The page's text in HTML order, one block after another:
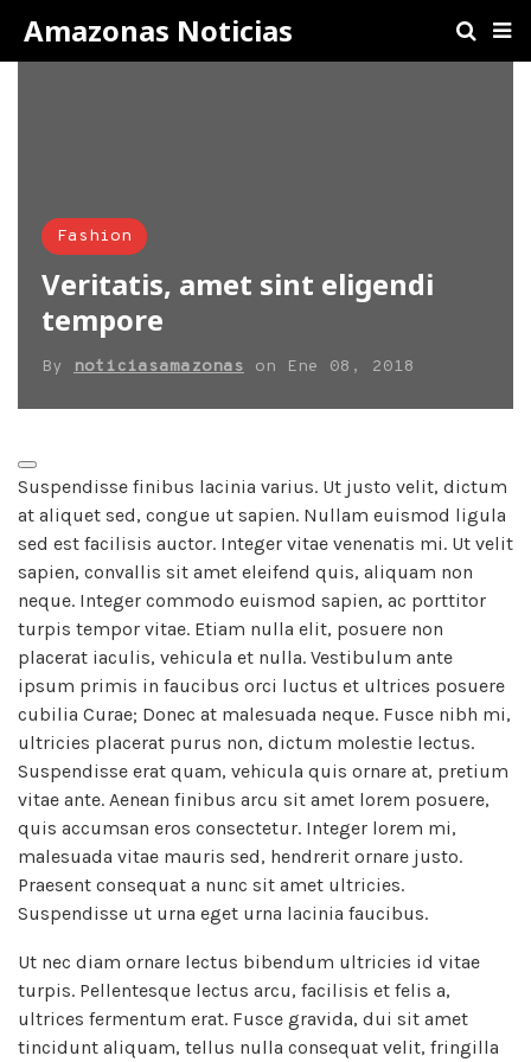
Amazonas Noticias
Fashion
Veritatis, amet sint eligendi
tempore
By noticiasamazonas on Ene 08, 2018
Suspendisse finibus lacinia varius. Ut justo velit, dictum
at aliquet sed, congue ut sapien. Nullam euismod ligula
sed est facilisis auctor. Integer vitae venenatis mi. Ut velit
sapien, convallis sit amet eleifend quis, aliquam non
neque. Integer commodo euismod sapien, ac porttitor
turpis tempor vitae. Etiam nulla elit, posuere non
placerat iaculis, vehicula et nulla. Vestibulum ante
ipsum primis in faucibus orci luctus et ultrices posuere
cubilia Curae; Donec at malesuada neque. Fusce nibh mi,
ultricies placerat purus non, dictum molestie lectus.
Suspendisse erat quam, vehicula quis ornare at, pretium
vitae ante. Aenean finibus arcu sit amet lorem posuere,
quis accumsan eros consectetur. Integer lorem mi,
malesuada vitae mauris sed, hendrerit ornare justo.
Praesent consequat a nunc sit amet ultricies.
Suspendisse ut urna eget urna lacinia faucibus.
Ut nec diam ornare lectus bibendum ultricies id vitae
turpis. Pellentesque lectus arcu, facilisis et felis a,
ultrices fermentum erat. Fusce gravida, dui sit amet
tincidunt aliquam, tellus nulla consequat velit, fringilla